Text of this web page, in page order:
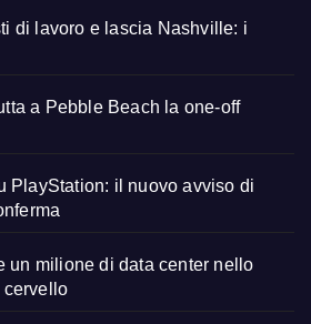
di lavoro e lascia Nashville: i
a Pebble Beach la one-off
PlayStation: il nuovo avviso di
un milione di data center nello